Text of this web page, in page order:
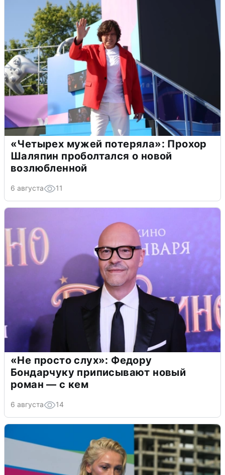
«Четырех мужей потеряла»: Прохор
Шаляпин проболтался о новой
возлюбленной
6 августа 11
«Не просто слух»: Федору
Бондарчуку приписывают новый
роман — с кем
6 августа 14